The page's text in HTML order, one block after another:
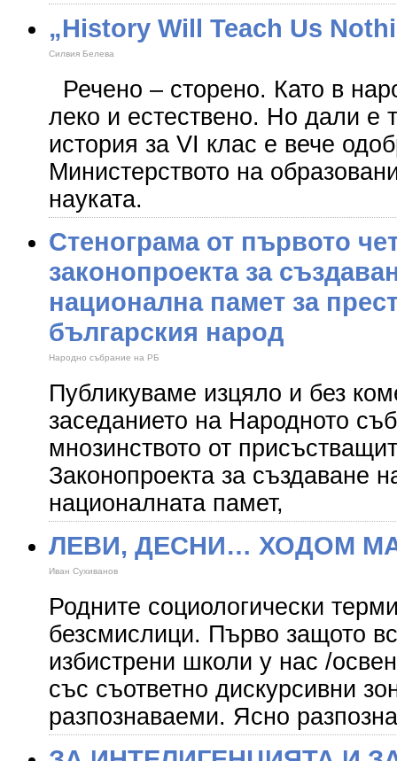
„History Will Teach Us
Силвия Белева
Речено – сторено. Като в
леко и естествено. Но дали е
история за VІ клас е вече
Министерството на
науката.
Стенограма от първото
законопроекта за
национална памет за
българския народ
Народно събрание на РБ
Публикуваме изцяло и без
заседанието на Народното
мнозинството от
Законопроекта за създаване
националната памет,
ЛЕВИ, ДЕСНИ… ХОДОМ
Иван Сухиванов
Родните социологически
безсмислици. Първо защото
избистрени школи у нас /
със съответно дискурсивни
разпознаваеми. Ясно